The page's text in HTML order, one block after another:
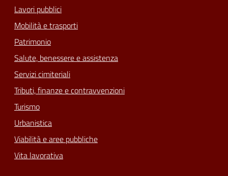
Lavori pubblici
Mobilità e trasporti
Patrimonio
Salute, benessere e assistenza
Servizi cimiteriali
Tributi, finanze e contravvenzioni
Turismo
Urbanistica
Viabilità e aree pubbliche
Vita lavorativa